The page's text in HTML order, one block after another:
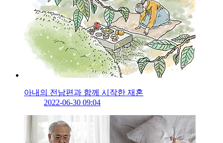
아내의 전남편과 함께 시작한 재혼
2022-06-30 09:04